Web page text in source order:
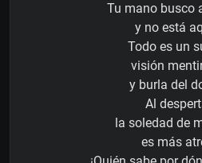
Tu mano busco
y no está
Todo es un
visión
y burla del
Al
la soledad de
es más